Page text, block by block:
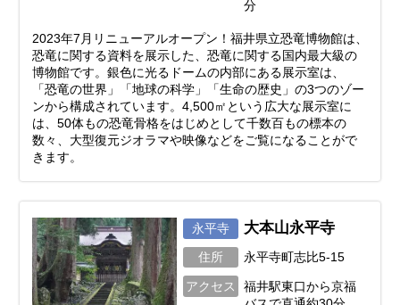
分
2023年7月リニューアルオープン！福井県立恐竜博物館は、
恐竜に関する資料を展示した、恐竜に関する国内最大級の
博物館です。銀色に光るドームの内部にある展示室は、
「恐竜の世界」「地球の科学」「生命の歴史」の3つのゾー
ンから構成されています。4,500㎡という広大な展示室に
は、50体もの恐竜骨格をはじめとして千数百もの標本の
数々、大型復元ジオラマや映像などをご覧になることがで
きます。
永平寺 大本山永平寺
住所 永平寺町志比5-15
アクセス
福井駅東口から京福